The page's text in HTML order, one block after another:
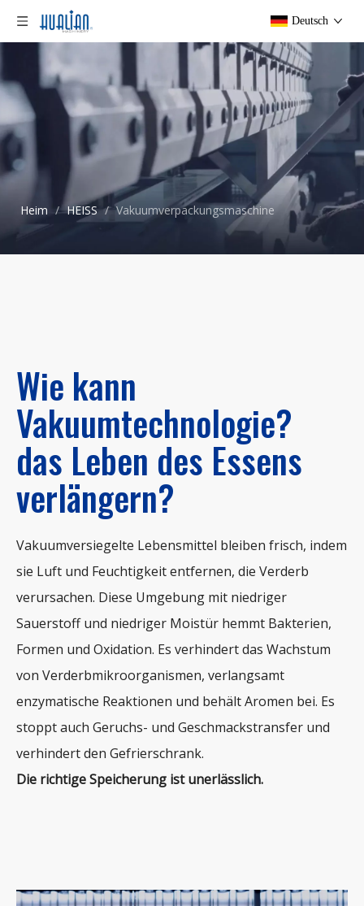
Deutsch
Heim / HEISS / Vakuumverpackungsmaschine
Wie kann
Vakuumtechnologie?
das Leben des Essens
verlängern?
Vakuumversiegelte Lebensmittel bleiben frisch, indem
sie Luft und Feuchtigkeit entfernen, die Verderb
verursachen. Diese Umgebung mit niedriger
Sauerstoff und niedriger Moistür hemmt Bakterien,
Formen und Oxidation. Es verhindert das Wachstum
von Verderbmikroorganismen, verlangsamt
enzymatische Reaktionen und behält Aromen bei. Es
stoppt auch Geruchs- und Geschmackstransfer und
verhindert den Gefrierschrank.
Die richtige Speicherung ist unerlässlich.